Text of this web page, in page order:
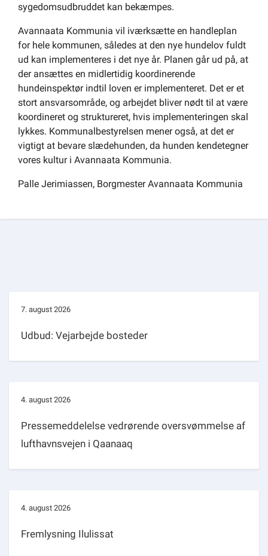
sygedomsudbruddet kan bekæmpes.
Avannaata Kommunia vil iværksætte en handleplan
for hele kommunen, således at den nye hundelov fuldt
ud kan implementeres i det nye år. Planen går ud på, at
der ansættes en midlertidig koordinerende
hundeinspektør indtil loven er implementeret. Det er et
stort ansvarsområde, og arbejdet bliver nødt til at være
koordineret og struktureret, hvis implementeringen skal
lykkes. Kommunalbestyrelsen mener også, at det er
vigtigt at bevare slædehunden, da hunden kendetegner
vores kultur i Avannaata Kommunia.
Palle Jerimiassen, Borgmester Avannaata Kommunia
7. august 2026
Udbud: Vejarbejde bosteder
4. august 2026
Pressemeddelelse vedrørende oversvømmelse af
lufthavnsvejen i Qaanaaq
4. august 2026
Fremlysning Ilulissat